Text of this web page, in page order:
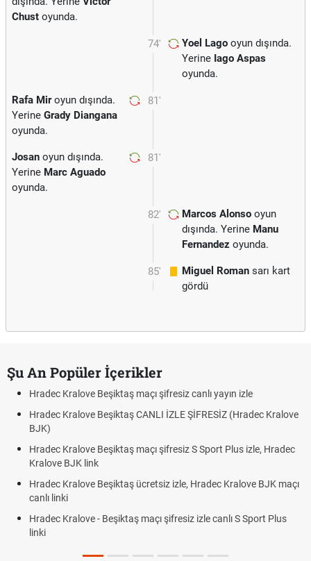
Chust oyunda.
74' Yoel Lago oyun dışında.
Yerine Iago Aspas
oyunda.
81'
Rafa Miroyun dışında.
Yerine Grady Diangana
oyunda.
81'
Josan oyun dışında.
Yerine Marc Aguado
oyunda.
82' Marcos Alonso oyun
dışında. Yerine Manu
Fernandez oyunda.
85' Miguel Roman sarı kart
gördü
Şu An Popüler İçerikler
Hradec Kralove Beşiktaş maçı şifresiz canlı yayın izle
Hradec Kralove Beşiktaş CANLI İZLE ŞİFRESİZ (Hradec Kralove
BJK)
Hradec Kralove Beşiktaş maçı şifresiz S Sport Plus izle, Hradec
Kralove BJK link
Hradec Kralove Beşiktaş ücretsiz izle, Hradec Kralove BJK maçı
canlı linki
Hradec Kralove - Beşiktaş maçı şifresiz izle canlı S Sport Plus
linki